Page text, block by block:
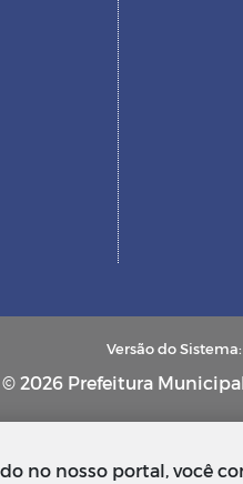
Versão do
2026 Prefeitura
no nosso portal, você